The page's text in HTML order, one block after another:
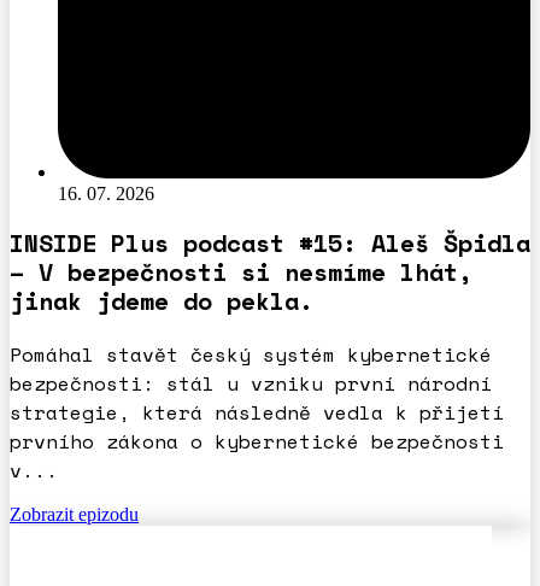
16. 07. 2026
INSIDE Plus podcast #15: Aleš Špidla
– V bezpečnosti si nesmíme lhát,
jinak jdeme do pekla.
Pomáhal stavět český systém kybernetické
bezpečnosti: stál u vzniku první národní
strategie, která následně vedla k přijetí
prvního zákona o kybernetické bezpečnosti
v...
Zobrazit epizodu